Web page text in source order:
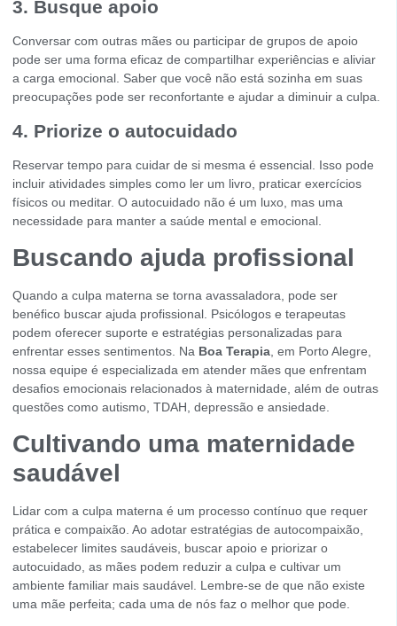
3. Busque apoio
Conversar com outras mães ou participar de grupos de apoio
pode ser uma forma eficaz de compartilhar experiências e aliviar
a carga emocional. Saber que você não está sozinha em suas
preocupações pode ser reconfortante e ajudar a diminuir a culpa.
4. Priorize o autocuidado
Reservar tempo para cuidar de si mesma é essencial. Isso pode
incluir atividades simples como ler um livro, praticar exercícios
físicos ou meditar. O autocuidado não é um luxo, mas uma
necessidade para manter a saúde mental e emocional.
Buscando ajuda profissional
Quando a culpa materna se torna avassaladora, pode ser
benéfico buscar ajuda profissional. Psicólogos e terapeutas
podem oferecer suporte e estratégias personalizadas para
enfrentar esses sentimentos. Na Boa Terapia , em Porto Alegre,
nossa equipe é especializada em atender mães que enfrentam
desafios emocionais relacionados à maternidade, além de outras
questões como autismo, TDAH, depressão e ansiedade.
Cultivando uma maternidade
saudável
Lidar com a culpa materna é um processo contínuo que requer
prática e compaixão. Ao adotar estratégias de autocompaixão,
estabelecer limites saudáveis, buscar apoio e priorizar o
autocuidado, as mães podem reduzir a culpa e cultivar um
ambiente familiar mais saudável. Lembre-se de que não existe
uma mãe perfeita; cada uma de nós faz o melhor que pode.